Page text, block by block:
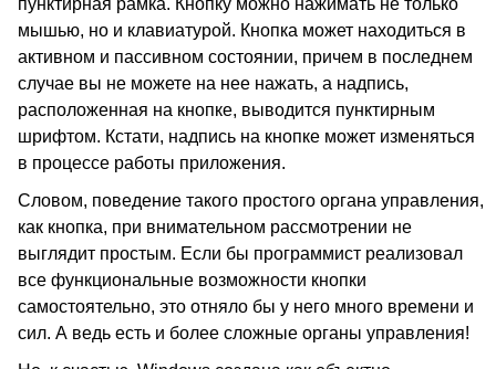
пунктирная рамка. Кнопку можно нажимать не только
мышью, но и клавиатурой. Кнопка может находиться в
активном и пассивном состоянии, причем в последнем
случае вы не можете на нее нажать, а надпись,
расположенная на кнопке, выводится пунктирным
шрифтом. Кстати, надпись на кнопке может изменяться
в процессе работы приложения.
Словом, поведение такого простого органа управления,
как кнопка, при внимательном рассмотрении не
выглядит простым. Если бы программист реализовал
все функциональные возможности кнопки
самостоятельно, это отняло бы у него много времени и
сил. А ведь есть и более сложные органы управления!